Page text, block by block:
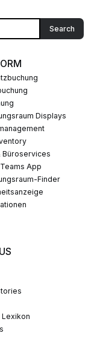
Displays
Büroservices
Teams App
Finder
Lexikon